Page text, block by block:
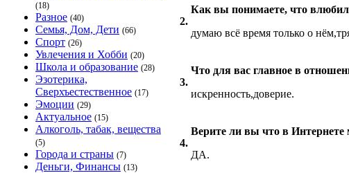
(18)
Разное (40)
Семья, Дом, Дети (66)
Спорт (26)
Увлечения и Хобби (20)
Школа и образование (28)
Эзотерика,
Сверхъестественное (17)
Эмоции (29)
Актуальное (15)
Алкоголь, табак, вещества
(5)
Города и страны (7)
Деньги, Финансы (13)
2.
Как вы понимаете, что
думаю всё время только о
3.
Что для вас главное в
искренность,доверие.
4.
Верите ли вы что в
ДА.